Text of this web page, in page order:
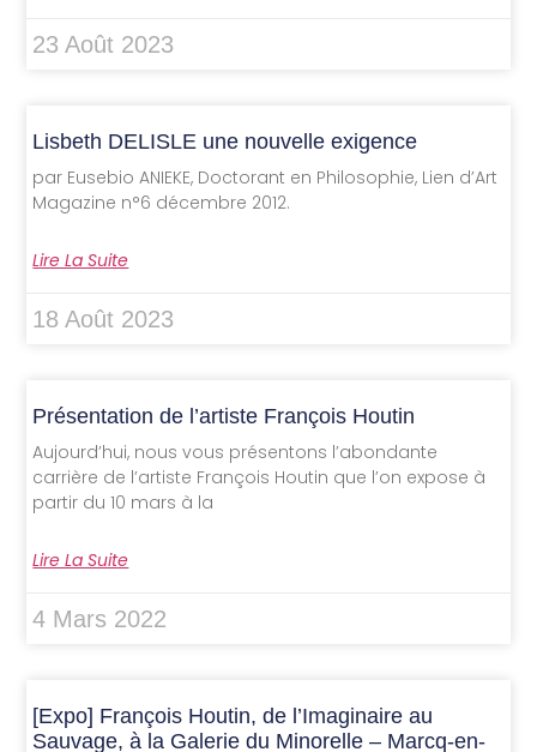
23 Août 2023
Lisbeth DELISLE une nouvelle exigence
par Eusebio ANIEKE, Doctorant en Philosophie, Lien d’Art
Magazine n°6 décembre 2012.
Lire La Suite
18 Août 2023
Présentation de l’artiste François Houtin
Aujourd’hui, nous vous présentons l’abondante
carrière de l’artiste François Houtin que l’on expose à
partir du 10 mars à la
Lire La Suite
4 Mars 2022
[Expo] François Houtin, de l’Imaginaire au
Sauvage, à la Galerie du Minorelle – Marcq-en-